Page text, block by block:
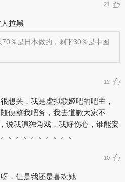
21
拉黑
70％是日本做的，剩下30％是中国
12
想哭，我是虚拟歌姬吧的吧主，
便整我吧务，我去道歉大家不
说我演独角戏，我好伤心，谁能安
。。。。。。。。。
10
，但是我还是喜欢她